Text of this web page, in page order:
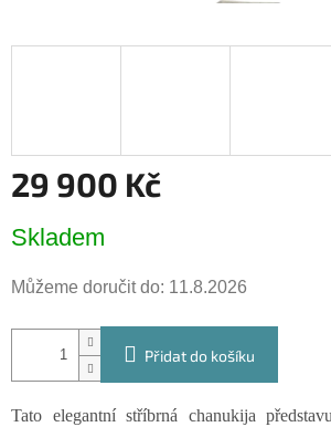
29 900 Kč
cena:
Skladem
Můžeme doručit do: 11.8.2026
Přidat do košíku
Tato elegantní stříbrná chanukija